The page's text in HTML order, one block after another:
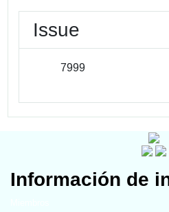
Issue
7999
Información de